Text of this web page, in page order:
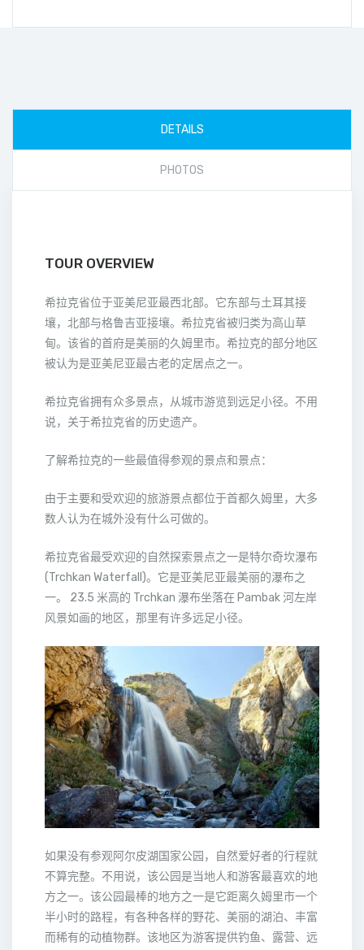
DETAILS
PHOTOS
TOUR OVERVIEW
希拉克省位于亚美尼亚最西北部。它东部与土耳其接
壤，北部与格鲁吉亚接壤。希拉克省被归类为高山草
甸。该省的首府是美丽的久姆里市。希拉克的部分地区
被认为是亚美尼亚最古老的定居点之一。
希拉克省拥有众多景点，从城市游览到远足小径。不用
说，关于希拉克省的历史遗产。
了解希拉克的一些最值得参观的景点和景点：
由于主要和受欢迎的旅游景点都位于首都久姆里，大多
数人认为在城外没有什么可做的。
希拉克省最受欢迎的自然探索景点之一是特尔奇坎瀑布
(Trchkan Waterfall)。它是亚美尼亚最美丽的瀑布之
一。 23.5 米高的 Trchkan 瀑布坐落在 Pambak 河左岸
风景如画的地区，那里有许多远足小径。
如果没有参观阿尔皮湖国家公园，自然爱好者的行程就
不算完整。不用说，该公园是当地人和游客最喜欢的地
方之一。该公园最棒的地方之一是它距离久姆里市一个
半小时的路程，有各种各样的野花、美丽的湖泊、丰富
而稀有的动植物群。该地区为游客提供钓鱼、露营、远